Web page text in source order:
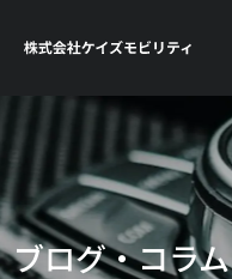
ブログ・コラム